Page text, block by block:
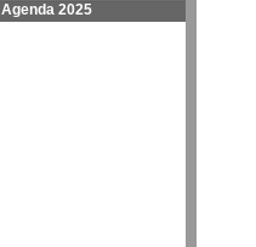
Agenda 2025